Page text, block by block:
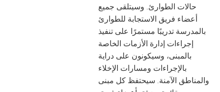
حالات الطوارئ. وسيتلقى جميع
أعضاء فريق الاستجابة للطوارئ
بالمدرسة تدريبًا مستمرًا على تنفيذ
إجراءات إدارة الأزمات الخاصة
بالمبنى، وسيكونون على دراية
بالإجراءات ومسارات الإخلاء
والمناطق الآمنة. سيحتفظ كل مبنى